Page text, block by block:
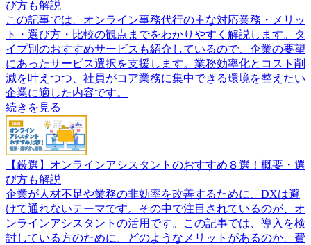
び方も解説
この記事では、オンライン事務代行の主な対応業務・メリッ
ト・選び方・比較の観点までをわかりやすく解説します。タ
イプ別のおすすめサービスも紹介しているので、企業の要望
にあったサービス選択を支援します。業務効率化とコスト削
減を叶えつつ、社員がコア業務に集中できる環境を整えたい
企業に適した内容です。
続きを見る
【厳選】オンラインアシスタントのおすすめ８選！概要・選
び方も解説
企業が人材不足や業務の非効率を改善するために、DXは避
けて通れないテーマです。その中で注目されているのが、オ
ンラインアシスタントの活用です。この記事では、導入を検
討している方のために、どのようなメリットがあるのか、費